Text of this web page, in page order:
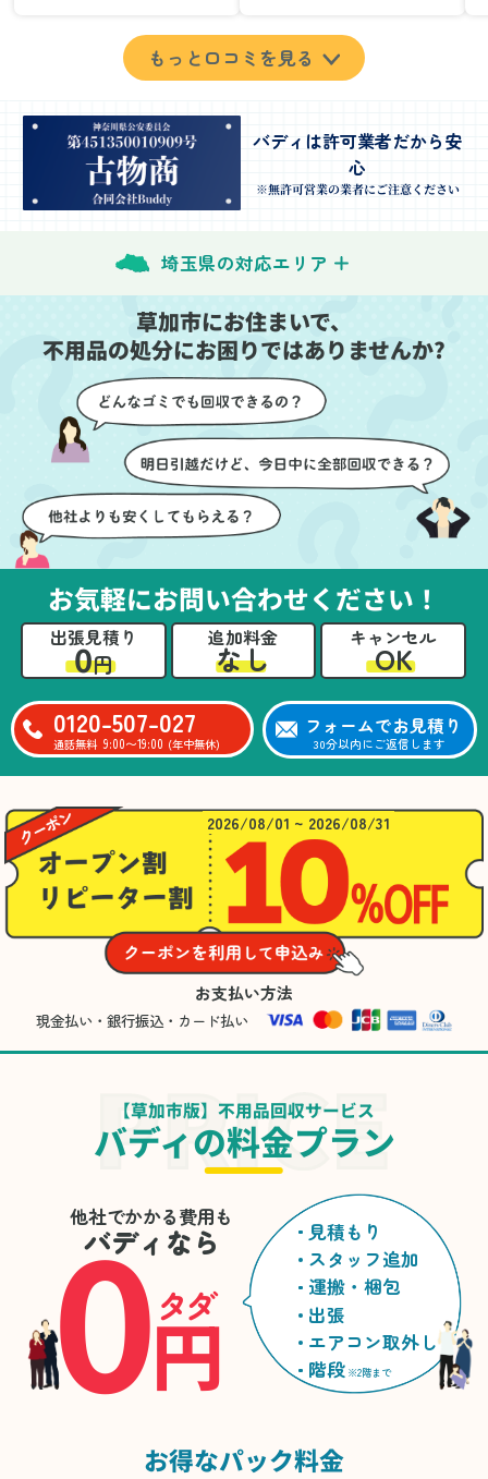
が集めた物や古い家具が
多く、自分たちだけでは
どうにもならない状態で
んが手際よく片付けてく
れたので、部屋が驚くほ
どスッキリしました。自
分では手が回らなかった
場所も含め、プロの力を
特に、物が散乱していた
イテムの仕分けを迅速か
つ丁寧に対応していただ
けたのがありがたかった
です。家族それぞれが必
要なものを確認しながら
進めることができ、安心
感を持って作業をお任せ
できました。さらに、作
業終了後には部屋全体を
清掃していただき、まる
で新しい家のような清潔
感に感動しました。
とができました。特に、
古い家具や壊れた家電な
ど、処分が難しいものが
きました。
当日は2名のスタッフが来
てくださり、作業の流れ
ちらも安心感を持って作
壁や床を傷つけないよう
に細心の注意を払ってい
ただき、家全体がスムー
ズに片付いていくのがと
ても嬉しかったです。作
業が終わった後には、こ
ちらからお願いしなくて
も部屋を簡単に清掃して
いただけたのも好印象で
した。
いても教えていただき、
今後の片付けにも役立つ
知識が増えました。また
何かあれば、ぜひお願い
心のこもったサービスを
ありがとうございまし
た。
もっと口コミを見る
バディは許可業者だから安
心
※無許可営業の業者にご注意ください
埼玉県の対応エリア
草加市にお住まいで、
不用品の処分にお困りではありませんか?
お気軽にお問い合わせください！
出張見積り
0円
追加料金
なし
キャンセル
OK
0120-507-027
通話無料 9:00〜19:00 (年中無休)
フォームでお見積り
30分以内にご返信します
2026/08/01 ~ 2026/08/31
お支払い方法
現金払い・銀行振込・カード払い
【草加市版】不用品回収サービス
バディの料金プラン
他社でかかる費用も
バディなら
0円
タダ
見積もり
スタッフ追加
運搬・梱包
出張
エアコン取外し
階段 ※2階まで
お得なパック料金